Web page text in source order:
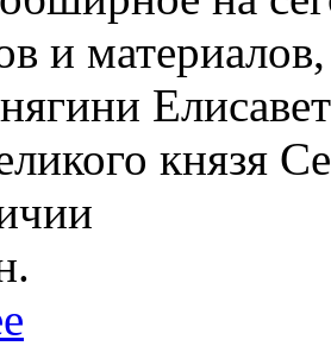
и
князя